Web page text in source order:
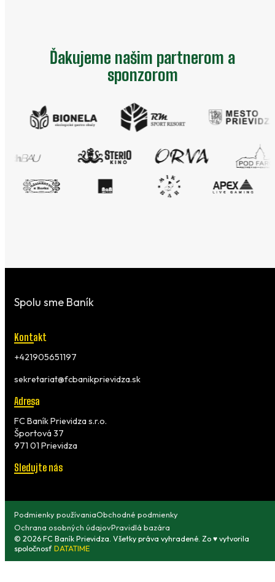
Ďakujeme našim partnerom a
sponzorom
Spolu sme Baník
Kontakt
+421905651197
sekretariat@fcbanikprievidza.sk
Adresa
FC Baník Prievidza s.r.o.
Športová 37
971 01 Prievidza
Sledujte nás
© 2026 FC Baník Prievidza. Všetky práva vyhradené. Zo ♥ vytvorila
spoločnosť DATATIME
Podmienky používaniaObchodné podmienky
Ochrana osobných údajovPravidlá bazára